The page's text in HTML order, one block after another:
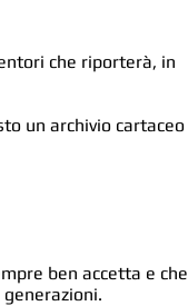
che riporterà, in
un archivio cartaceo
ben accetta e che